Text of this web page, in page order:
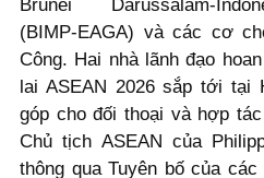
Brunei Darussalam-
(BIMP-EAGA) và các cơ
Công. Hai nhà lãnh đạo
lai ASEAN 2026 sắp tới tại
góp cho đối thoại và hợp
Chủ tịch ASEAN của
thông qua Tuyên bố của